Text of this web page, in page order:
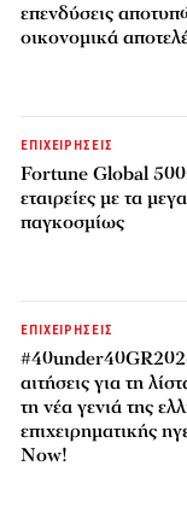
επενδύσεις
οικονομικά
ΕΠΙΧΕΙΡΗΣΕΙΣ
Fortune Global
εταιρείες με τα
παγκοσμίως
ΕΠΙΧΕΙΡΗΣΕΙΣ
αιτήσεις για τη
τη νέα γενιά της
επιχειρηματικής
Now!